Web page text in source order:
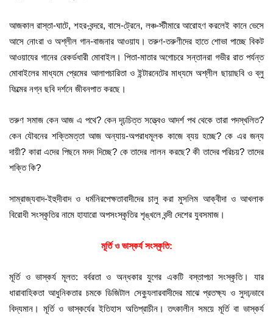
আজকাল রাস্তা-ঘাটে, শহর-বন্দরে, বাসে-ট্রেনে, লঞ্চ-স্টীমারে আরোহণ করলেই কানে ভেসে
আসে নোংরা ও অশ্লীল গান-বাজনার আওয়ায। তরুণ-তরুণীদের হাতে শোভা পাচ্ছে বিকট
আওয়াযের গানের রেকর্ডধারী মোবাইল। পিতা-মাতার অগোচরে সন্তানরা গভীর রাত পর্যন্ত
মোবাইলের মাধ্যমে প্রেমের আলাপচারিতা ও ইন্টারনেটের মাধ্যমে অশ্লীল ছায়াছবি ও ব্লু
ফিল্মের নগ্ন ছবি দর্শনে জীবনপাত করছে।
তরুণ সমাজ কেন আজ এ পথে? কেন দৃঢ়চিত্ত সত্ত্বেও আদর্শ পথ থেকে তারা পদস্খলিত?
কেন যৌবনের শক্তিমত্তা আজ অন্যায়-অপরাধমূলক কাজে ব্যয় হচ্ছে? কে এর জন্য
দায়ী? কারা এদের পিছনে মদদ দিচ্ছে? কে তাদের লালন করছে? কী তাদের পরিচয়? তাদের
শক্তি কি?
সাম্রাজ্যবাদ-ইহুদীবাদ ও ধর্মনিরপেক্ষতাবাদীদের চালু করা মুসলিম আক্বীদা ও আখলাক
বিরোধী সংস্কৃতির নামে হাযারো অপসংস্কৃতির শৃঙ্খলে বন্দী দেশের যুবসমাজ।
মূর্তি ও ভাস্কর্য সংস্কৃতি:
মূর্তি ও ভাস্কর্য মূলত: বর্বরতা ও অন্ধকার যুগের একটি বস্তাপচা সংস্কৃতি। যার
ধারাবাহিকতা আধুনিকতার চমকে ডিজিটাল সেক্যুলারবাদীদের মাঝে প্রতক্ষ্য ও সুদঢ়ভাবে
বিদ্যমান। মূর্তি ও ভাস্কর্যের ইতিহাস অতিপ্রাচীন। তৎকালীন সময়ে মূর্তি বা ভাস্কর্য